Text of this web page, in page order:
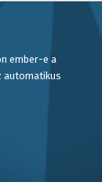
ember-e a
automatikus